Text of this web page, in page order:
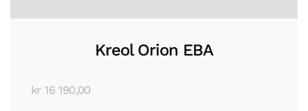
Kreol Orion EBA
kr 16 190,00